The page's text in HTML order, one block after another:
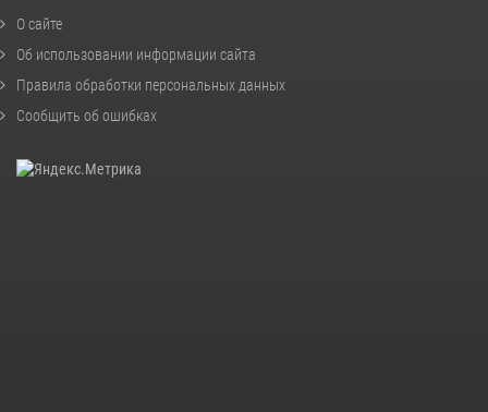
О сайте
Об использовании информации сайта
Правила обработки персональных данных
Сообщить об ошибках